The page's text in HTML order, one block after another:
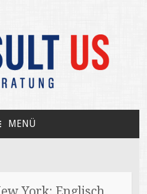
expert on US college
MENÜ